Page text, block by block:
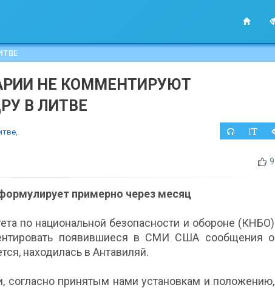
НЕ КОММЕНТИРУЮТ
В ЛИТВЕ
,
9
примерно через месяц
по национальной безопасности и обороне (КНБО)
появившиеся в СМИ США сообщения о
находилась в Антавиляй.
согласно принятым нами установкам и положению,